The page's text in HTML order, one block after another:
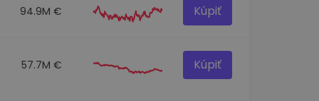
94.9M € Kúpiť
57.7M € Kúpiť